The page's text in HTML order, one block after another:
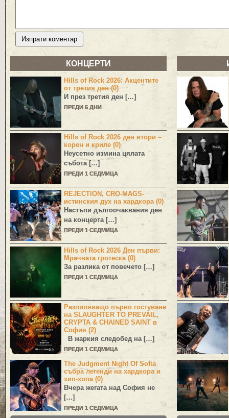
КОНЦЕРТИ
Hills of Rock 2026: Акцентите
от третия ден (0)
И през третия ден […]
ПРЕДИ 5 ДНИ
Hills of Rock 2026 ден втори –
корен и криле (0)
Неусетно измина цялата
събота […]
ПРЕДИ 1 СЕДМИЦА
REJECTION, CRO-MAGS-
истинския дух на хардкора (0)
Настъпи дългоочаквания ден
на концерта […]
ПРЕДИ 1 СЕДМИЦА
Hills of Rock 2026 Ден първи:
Мрачната гротеска (0)
За разлика от повечето […]
ПРЕДИ 1 СЕДМИЦА
Разпиляващо първо гостуване
на SLAUGHTER TO PREVAIL,
CRYPTA & CHAINED SAINT в
София (2)
В жаркия следобед на […]
ПРЕДИ 1 СЕДМИЦА
The Judgment Night Of Sofia
събра легенди на хардкора и
хип-хопа (0)
Вчера жегата над София не
[…]
ПРЕДИ 1 СЕДМИЦА